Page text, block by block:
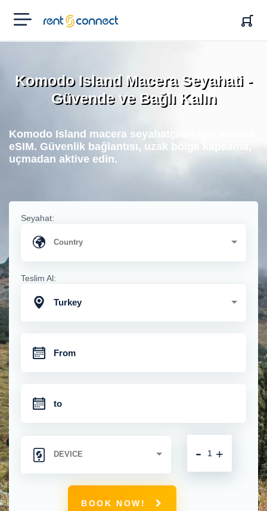
RENT'N
CONNECT
Komodo Island Macera Seyahati -
Güvende ve Bağlı Kalın
Komodo Island macera seyahatçileri için anında
eSIM. Güvenlik bağlantısı, uzak bölge kapsama,
uçmadan aktive edin.
Seyahat:
Teslim Al:
Turkey
+
-
BOOK NOW!